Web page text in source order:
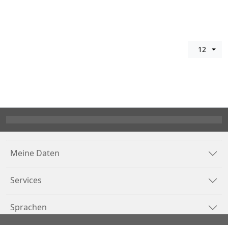
12
Meine Daten
Services
Sprachen